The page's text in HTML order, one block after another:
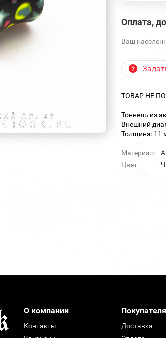
Оплата,
Ваш
ТОВАР НЕ
Тоннель из
Внешний
Толщина: 11
Материал:
Цвет:
О компании
Контакты
Доставка